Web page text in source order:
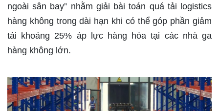
ngoài sân bay” nhằm giải bài toán quá tải logistics
hàng không trong dài hạn khi có thể góp phần giảm
tải khoảng 25% áp lực hàng hóa tại các nhà ga
hàng không lớn.